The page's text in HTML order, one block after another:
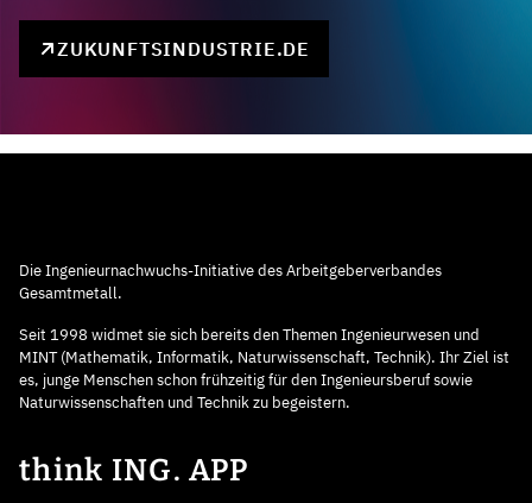
ZUKUNFTSINDUSTRIE.DE
Die Ingenieurnachwuchs-Initiative des Arbeitgeberverbandes
Gesamtmetall.
Seit 1998 widmet sie sich bereits den Themen Ingenieurwesen und
MINT (Mathematik, Informatik, Naturwissenschaft, Technik). Ihr Ziel ist
es, junge Menschen schon frühzeitig für den Ingenieursberuf sowie
Naturwissenschaften und Technik zu begeistern.
think ING. APP